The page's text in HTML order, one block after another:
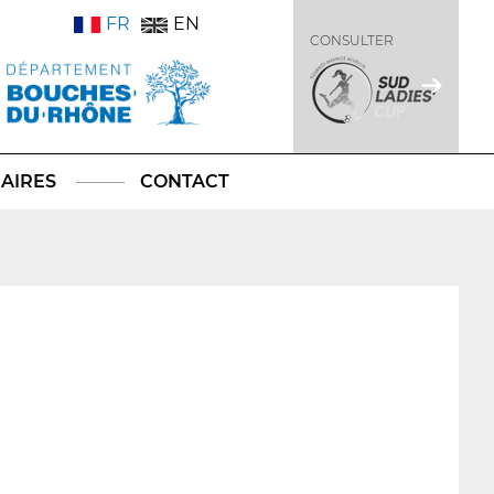
FR EN
CONSULTER
CONTACT